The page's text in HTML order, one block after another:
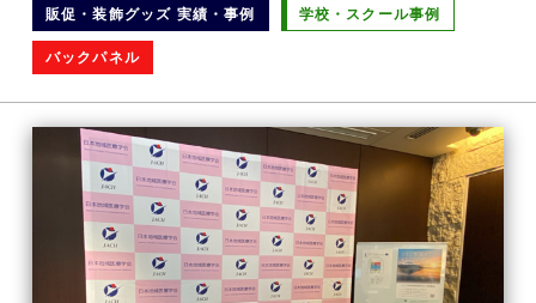
販促・装飾グッズ 実績・事例 学校・スクール事例
バックパネル